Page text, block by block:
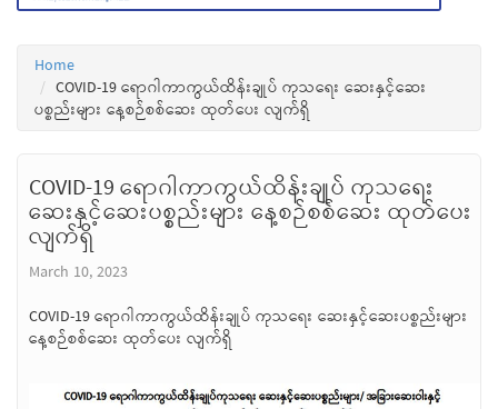
Home
COVID-19 ရောဂါကာကွယ်ထိန်းချုပ် ကုသရေး ဆေးနှင့်ဆေး
ပစ္စည်းများ နေ့စဉ်စစ်ဆေး ထုတ်ပေး လျက်ရှိ
COVID-19 ရောဂါကာကွယ်ထိန်းချုပ် ကုသရေး
ဆေးနှင့်ဆေးပစ္စည်းများ နေ့စဉ်စစ်ဆေး ထုတ်ပေး
လျက်ရှိ
March 10, 2023
COVID-19 ရောဂါကာကွယ်ထိန်းချုပ် ကုသရေး ဆေးနှင့်ဆေးပစ္စည်းများ
နေ့စဉ်စစ်ဆေး ထုတ်ပေး လျက်ရှိ